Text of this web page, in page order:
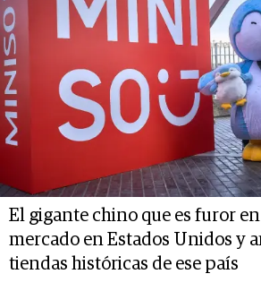
El gigante chino que es furor
mercado en Estados Unidos y
tiendas históricas de ese país